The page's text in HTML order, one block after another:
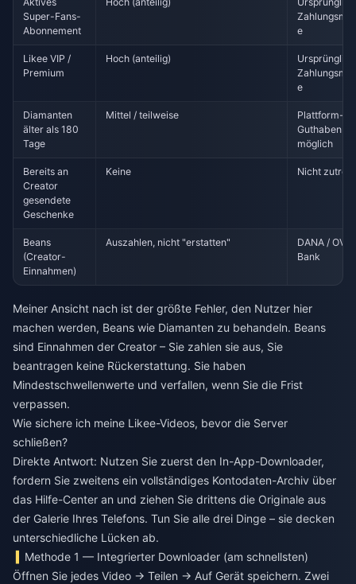
Super-Fans-
Abonnement
e
Likee VIP /
Premium
Hoch (anteilig)
e
Diamanten
älter als 180
Tage
Mittel / teilweise
Plattform-
Guthaben
möglich
Bereits an
Creator
gesendete
Geschenke
Keine Nicht
Beans
(Creator-
Einnahmen)
Auszahlen, nicht "erstatten"
DANA / OVO
Bank
Meiner Ansicht nach ist der größte Fehler, den Nutzer hier
machen werden, Beans wie Diamanten zu behandeln. Beans
sind Einnahmen der Creator – Sie zahlen sie aus, Sie
beantragen keine Rückerstattung. Sie haben
Mindestschwellenwerte und verfallen, wenn Sie die Frist
verpassen.
Wie sichere ich meine Likee-Videos, bevor die Server
schließen?
Direkte Antwort: Nutzen Sie zuerst den In-App-Downloader,
fordern Sie zweitens ein vollständiges Kontodaten-Archiv über
das Hilfe-Center an und ziehen Sie drittens die Originale aus
der Galerie Ihres Telefons. Tun Sie alle drei Dinge – sie decken
unterschiedliche Lücken ab.
Methode 1 — Integrierter Downloader (am schnellsten)
Öffnen Sie jedes Video → Teilen → Auf Gerät speichern. Zwei